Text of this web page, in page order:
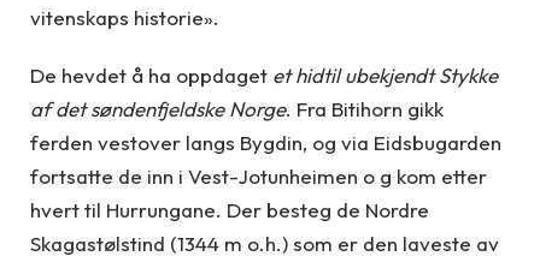
vitenskaps historie».
De hevdet å ha oppdaget et hidtil ubekjendt Stykke
af det søndenfjeldske Norge. Fra Bitihorn gikk
ferden vestover langs Bygdin, og via Eidsbugarden
fortsatte de inn i Vest-Jotunheimen o g kom etter
hvert til Hurrungane. Der besteg de Nordre
Skagastølstind (1344 m o.h.) som er den laveste av